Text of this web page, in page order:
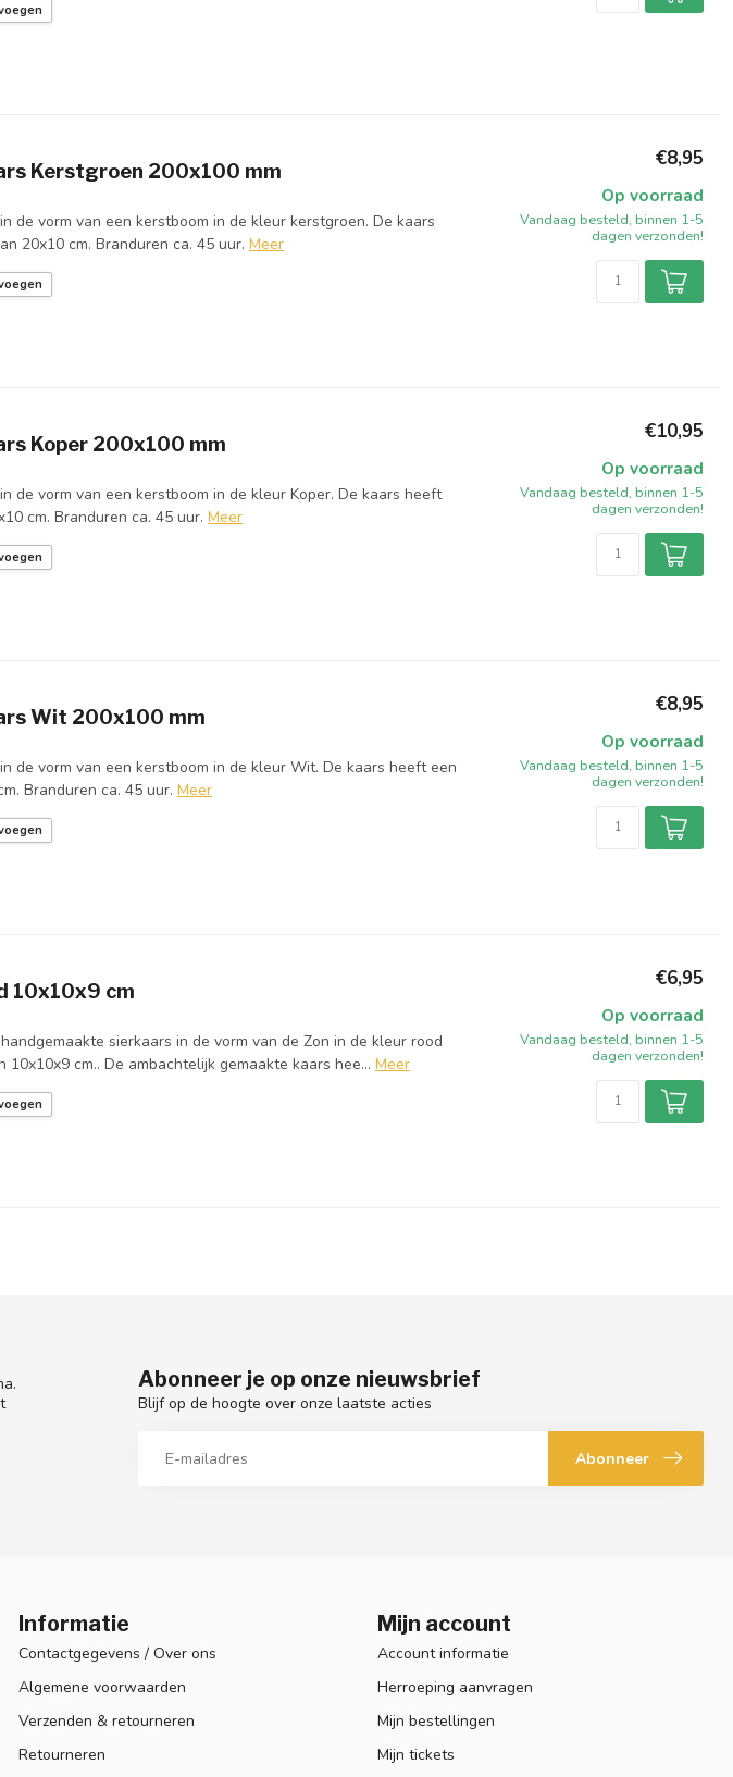
Kerstgroen 200x100 mm
de vorm van een kerstboom in de kleur kerstgroen. De kaars
20x10 cm. Branduren ca. 45 uur. Meer
€8,95
Op voorraad
Vandaag besteld, binnen 1-5
dagen verzonden!
Koper 200x100 mm
de vorm van een kerstboom in de kleur Koper. De kaars heeft
cm. Branduren ca. 45 uur. Meer
€10,95
Op voorraad
Vandaag besteld, binnen 1-5
dagen verzonden!
Wit 200x100 mm
de vorm van een kerstboom in de kleur Wit. De kaars heeft een
Branduren ca. 45 uur. Meer
€8,95
Op voorraad
Vandaag besteld, binnen 1-5
dagen verzonden!
10x10x9 cm
sierkaars in de vorm van de Zon in de kleur rood
10x10x9 cm.. De ambachtelijk gemaakte kaars hee... Meer
€6,95
Op voorraad
Vandaag besteld, binnen 1-5
dagen verzonden!
Abonneer je op onze nieuwsbrief
Blijf op de hoogte over onze laatste acties
Abonneer
Informatie
Contactgegevens / Over ons
Algemene voorwaarden
Verzenden & retourneren
Retourneren
Mijn account
Account informatie
Herroeping aanvragen
Mijn bestellingen
Mijn tickets